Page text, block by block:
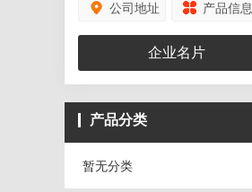
公司地址 产品信息
企业名片
产品分类
暂无分类